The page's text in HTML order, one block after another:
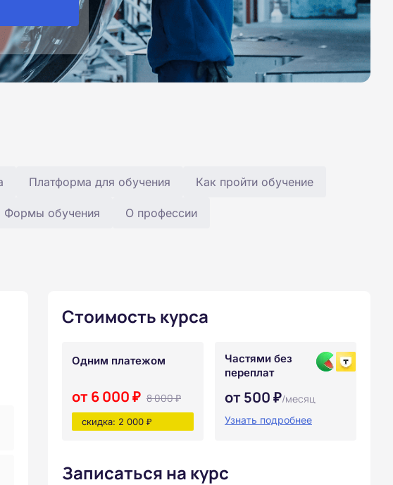
Платформа для обучения Как пройти обучение
Формы обучения О профессии
Стоимость курса
Одним платежом
от 6 000 ₽ 8 000 ₽
скидка: 2 000 ₽
Частями без
переплат
от 500 ₽/месяц
Узнать подробнее
Записаться на курс